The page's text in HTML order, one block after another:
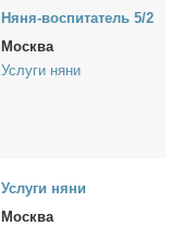
Ня­ня-вос­пи­та­тель 5/2
Москва
Услуги няни
Услу­ги ня­ни
Москва